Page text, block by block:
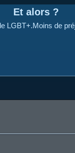
Et alors ?
LGBT+.Moins de